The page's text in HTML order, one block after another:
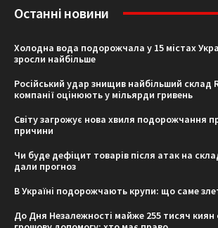
Останні новини
Холодна вода подорожчала у 15 містах
зросли найбільше
Російський удар знищив найбільший склад
компанії оцінюють у мільярди гривень
Світу загрожує нова хвиля подорожчання
причини
Чи буде дефіцит товарів після атак на
дали прогноз
В Україні подорожчають крупи: що саме
До Дня Незалежності майже 255 тисяч